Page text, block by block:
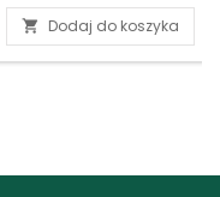
 Dodaj do koszyka